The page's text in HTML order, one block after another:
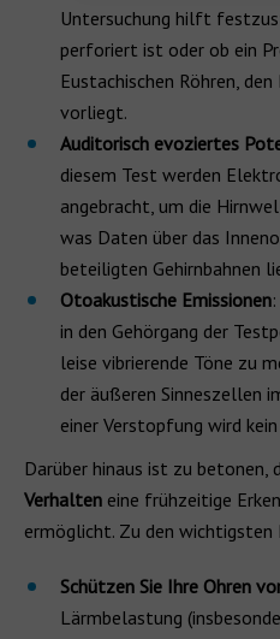
Untersuchung hilft
perforiert ist oder ob ein
Eustachischen Röhren,
vorliegt.
Auditorisch evoziertes
diesem Test werden
angebracht, um die
was Daten über das
beteiligten Gehirnbahnen
Otoakustische Emissionen
in den Gehörgang der
leise vibrierende Töne zu
der äußeren Sinneszellen
einer Verstopfung wird
Darüber hinaus ist zu betonen,
Verhalten eine frühzeitige
ermöglicht. Zu den
Schützen Sie Ihre Ohren
Lärmbelastung